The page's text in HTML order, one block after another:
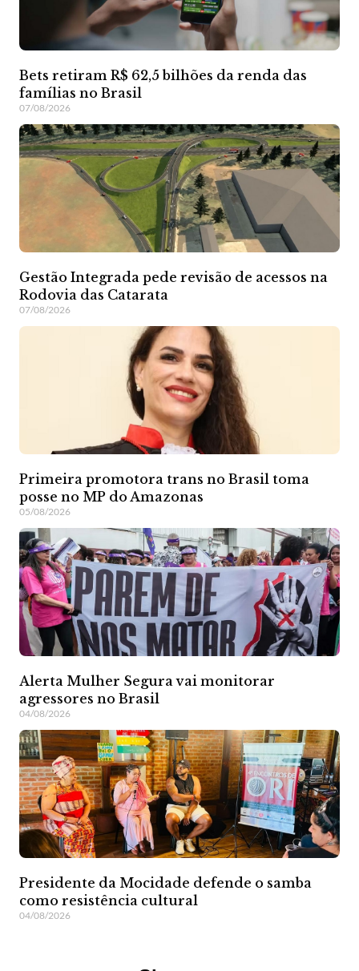
Bets retiram R$ 62,5 bilhões da renda das
famílias no Brasil
07/08/2026
Gestão Integrada pede revisão de acessos na
Rodovia das Catarata
07/08/2026
Primeira promotora trans no Brasil toma
posse no MP do Amazonas
05/08/2026
Alerta Mulher Segura vai monitorar
agressores no Brasil
04/08/2026
Presidente da Mocidade defende o samba
como resistência cultural
04/08/2026